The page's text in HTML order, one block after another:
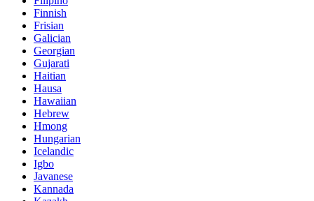
Finnish
Frisian
Galician
Georgian
Gujarati
Haitian
Hausa
Hawaiian
Hebrew
Hmong
Hungarian
Icelandic
Igbo
Javanese
Kannada